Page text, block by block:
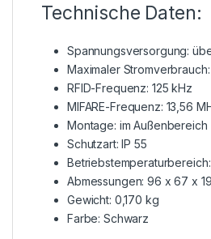
Technische Daten:
Spannungsversorgung:
Maximaler
RFID-Frequenz: 125 kHz
MIFARE-Frequenz: 13,56
Montage: im Außenbereich
Schutzart: IP 55
Abmessungen: 96 x 67 x
Gewicht: 0,170 kg
Farbe: Schwarz